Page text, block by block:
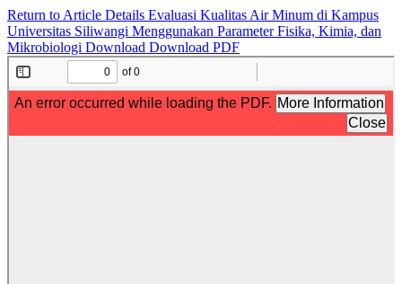
Return to Article Details Evaluasi Kualitas Air Minum di Kampus
Universitas Siliwangi Menggunakan Parameter Fisika, Kimia, dan
Mikrobiologi Download Download PDF